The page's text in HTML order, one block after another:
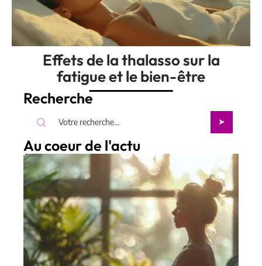
Effets de la thalasso sur la
fatigue et le bien-être
Recherche
Au coeur de l'actu